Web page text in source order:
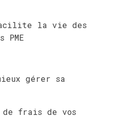
la vie des
gérer sa
de frais de vos